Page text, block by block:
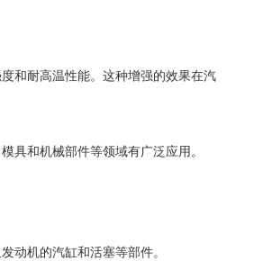
和耐高温性能。这种增强的效果在汽
和机械部件等领域有广泛应用。
机的汽缸和活塞等部件。